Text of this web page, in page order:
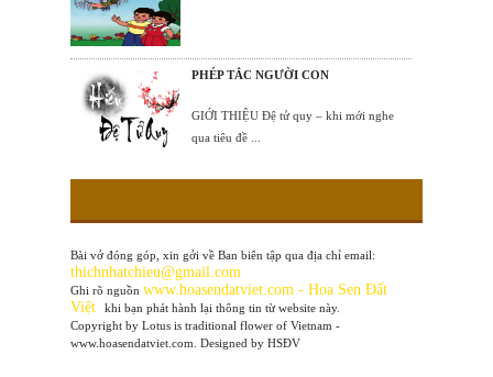
PHÉP TẮC NGƯỜI CON
GIỚI THIỆU Đệ tử quy – khi mới nghe
qua tiêu đề ...
Bài vở đóng góp, xin gởi về Ban biên tập qua địa chỉ email:
thichnhatchieu@gmail.com
Ghi rõ nguồn www.hoasendatviet.com - Hoa Sen Đất
Việt
khi bạn phát hành lại thông tin từ website này.
Copyright by Lotus is traditional flower of Vietnam -
www.hoasendatviet.com. Designed by HSĐV